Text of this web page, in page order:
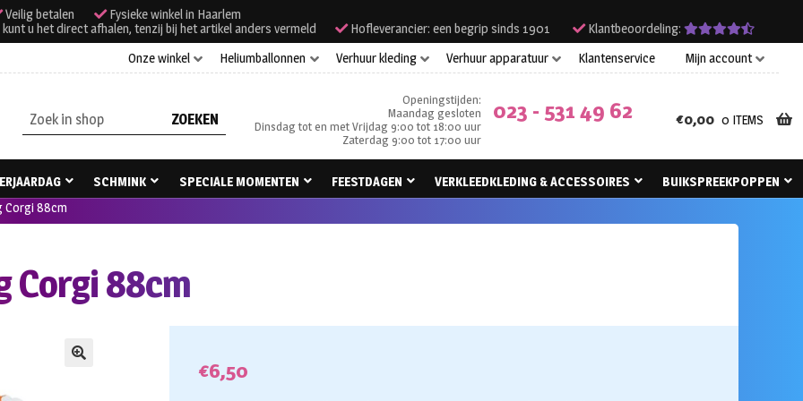
Veilig betalen
Fysieke winkel in Haarlem
u het direct afhalen, tenzij bij het artikel anders vermeld
Hofleverancier: een begrip sinds 1901
Klantbeoordeling:
Onze winkel
Heliumballonnen Verhuur kleding Verhuur apparatuur Klantenservice Mijn account
Zoeken
naar:
Openingstijden:
Maandag gesloten
Dinsdag tot en met Vrijdag 9:00 tot 18:00 uur
Zaterdag 9:00 tot 17:00 uur
023 - 531 49 62 €0,00 0 ITEMS
SCHMINK SPECIALE MOMENTEN FEESTDAGEN VERKLEEDKLEDING & ACCESSOIRES
BUIKSPREEKPOPPEN
Corgi 88cm
Corgi 88cm
€6,50